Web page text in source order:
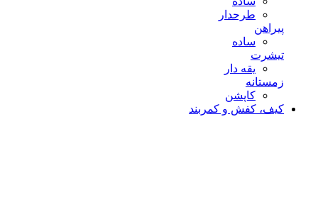
طرحدار
پیراهن
ساده
تیشرت
یقه دار
زمستانه
کاپشن
کیف، کفش و کمربند